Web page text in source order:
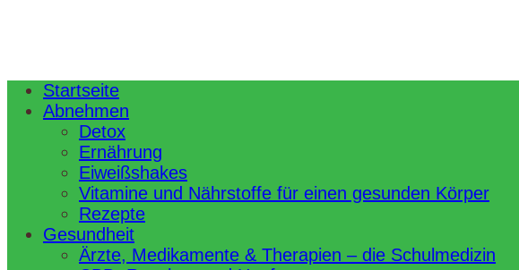
Startseite
Abnehmen
Detox
Ernährung
Eiweißshakes
Vitamine und Nährstoffe für einen gesunden Körper
Rezepte
Gesundheit
Ärzte, Medikamente & Therapien – die Schulmedizin